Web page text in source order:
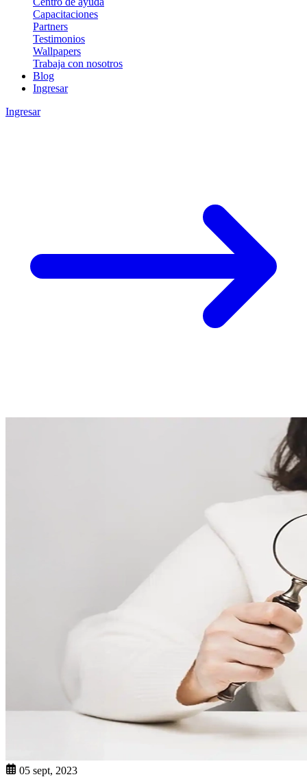
Capacitaciones
Partners
Testimonios
Wallpapers
Trabaja con nosotros
Blog
Ingresar
Ingresar
05 sept, 2023